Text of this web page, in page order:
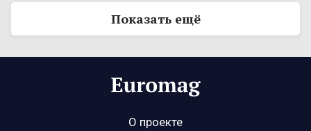
Показать ещё
О проекте